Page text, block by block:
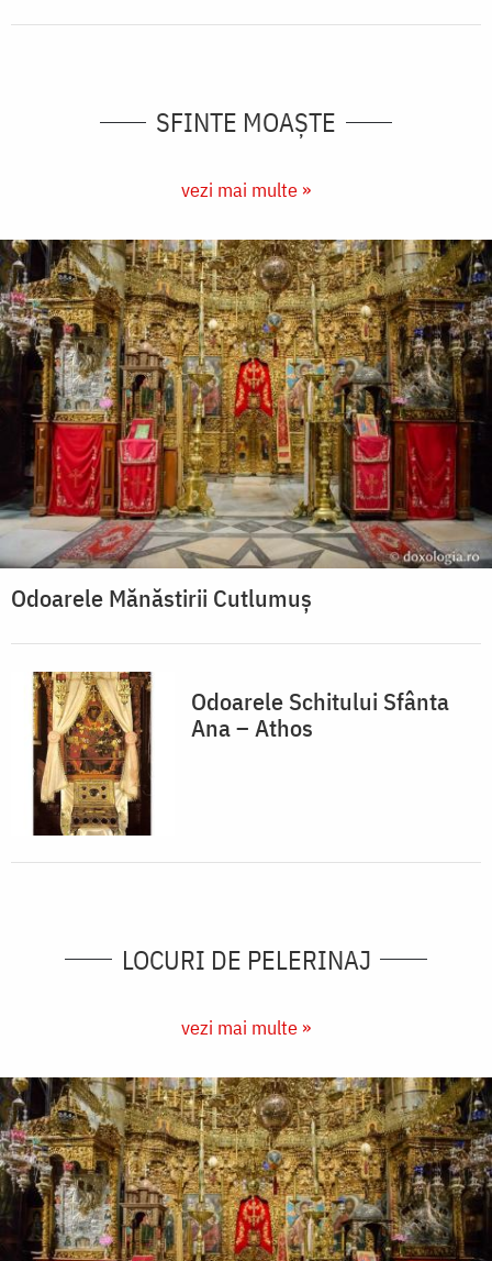
SFINTE MOAȘTE
vezi mai multe »
Odoarele Mănăstirii Cutlumuș
Odoarele Schitului Sfânta
Ana – Athos
LOCURI DE PELERINAJ
vezi mai multe »